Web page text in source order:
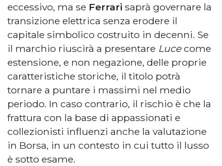
eccessivo, ma se Ferrari saprà governare la
transizione elettrica senza erodere il
capitale simbolico costruito in decenni. Se
il marchio riuscirà a presentare Lucecome
estensione, e non negazione, delle proprie
caratteristiche storiche, il titolo potrà
tornare a puntare i massimi nel medio
periodo. In caso contrario, il rischio è che la
frattura con la base di appassionati e
collezionisti influenzi anche la valutazione
in Borsa, in un contesto in cui tutto il lusso
è sotto esame.